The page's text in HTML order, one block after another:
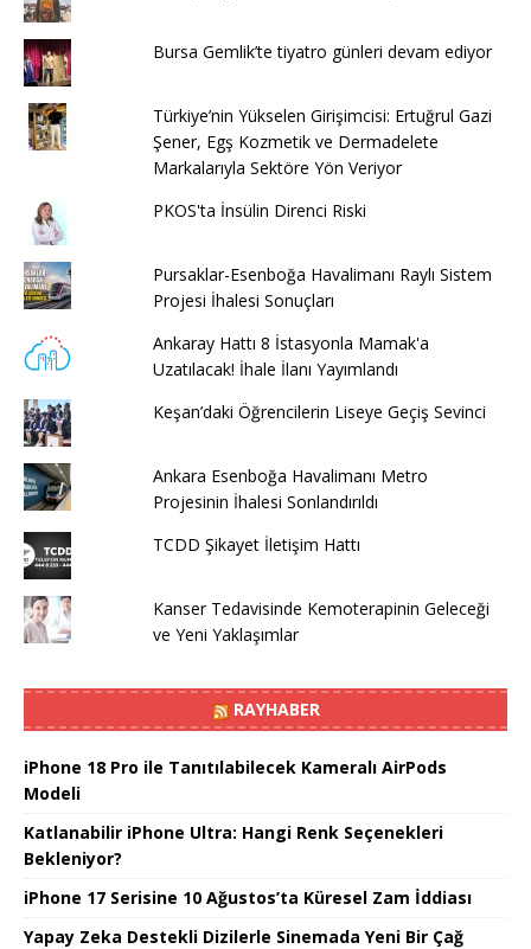
Bursa Gemlik’te tiyatro günleri devam ediyor
Türkiye’nin Yükselen Girişimcisi: Ertuğrul Gazi
Şener, Egş Kozmetik ve Dermadelete
Markalarıyla Sektöre Yön Veriyor
PKOS'ta İnsülin Direnci Riski
Pursaklar-Esenboğa Havalimanı Raylı Sistem
Projesi İhalesi Sonuçları
Ankaray Hattı 8 İstasyonla Mamak'a
Uzatılacak! İhale İlanı Yayımlandı
Keşan’daki Öğrencilerin Liseye Geçiş Sevinci
Ankara Esenboğa Havalimanı Metro
Projesinin İhalesi Sonlandırıldı
TCDD Şikayet İletişim Hattı
Kanser Tedavisinde Kemoterapinin Geleceği
ve Yeni Yaklaşımlar
RAYHABER
iPhone 18 Pro ile Tanıtılabilecek Kameralı AirPods
Modeli
Katlanabilir iPhone Ultra: Hangi Renk Seçenekleri
Bekleniyor?
iPhone 17 Serisine 10 Ağustos’ta Küresel Zam İddiası
Yapay Zeka Destekli Dizilerle Sinemada Yeni Bir Çağ